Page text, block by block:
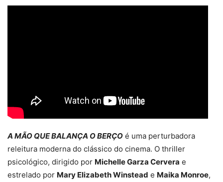
A MÃO QUE BALANÇA O BERÇO é uma perturbadora
releitura moderna do clássico do cinema. O thriller
psicológico, dirigido por Michelle Garza Cervera e
estrelado por Mary Elizabeth Winstead e Maika Monroe,